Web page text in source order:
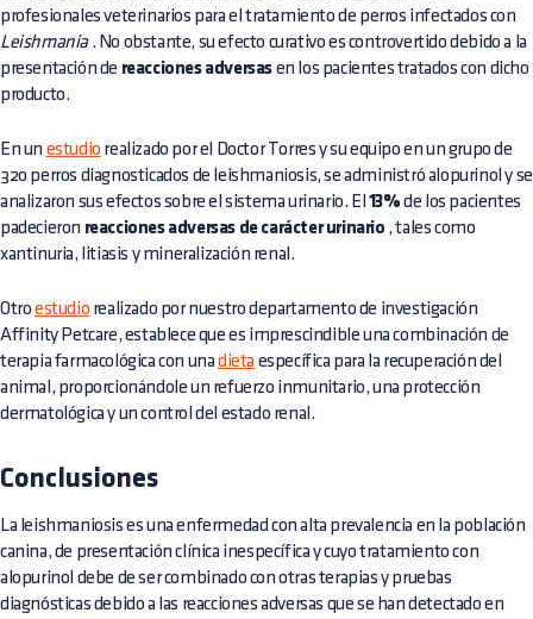
profesionales veterinarios para el tratamiento de perros infectados con
Leishmania. No obstante, su efecto curativo es controvertido debido a la
presentación de reacciones adversas en los pacientes tratados con dicho
producto.
En un estudio realizado por el Doctor Torres y su equipo en un grupo de
320 perros diagnosticados de leishmaniosis, se administró alopurinol y se
analizaron sus efectos sobre el sistema urinario. El 13% de los pacientes
padecieron reacciones adversas de carácter urinario , tales como
xantinuria, litiasis y mineralización renal.
Otroestudio realizado por nuestro departamento de investigación
Affinity Petcare, establece que es imprescindible una combinación de
terapia farmacológica con unadieta específica para la recuperación del
animal, proporcionándole un refuerzo inmunitario, una protección
dermatológica y un control del estado renal.
Conclusiones
La leishmaniosis es una enfermedad con alta prevalencia en la población
canina, de presentación clínica inespecífica y cuyo tratamiento con
alopurinol debe de ser combinado con otras terapias y pruebas
diagnósticas debido a las reacciones adversas que se han detectado en